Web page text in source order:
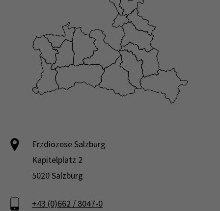
Erzdiözese Salzburg
Kapitelplatz 2
5020 Salzburg
+43 (0)662 / 8047-0